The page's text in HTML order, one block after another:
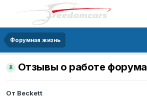
Форумная жизнь
Отзывы о работе форума
От Beckett